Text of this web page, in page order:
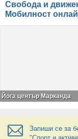
Свобода и
Мобилност
Йога център Марканда
Запиши се за